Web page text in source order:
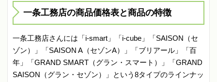
一条工務店の商品価格表と商品の特徴
一条工務店さんには「i-smart」「i-cube」「SAISON（セ
ゾン）」「SAISON A（セゾンA）」「ブリアール」「百
年」「GRAND SMART（グラン・スマート）」「GRAND
SAISON（グラン・セゾン）」という8タイプのラインナッ